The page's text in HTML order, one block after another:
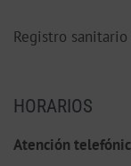
Registro sanitario
HORARIOS
Atención